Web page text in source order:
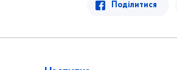
Поділитися